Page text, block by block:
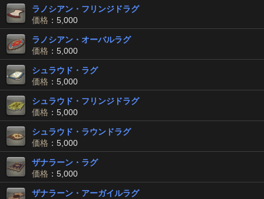
ラノシアン・フリンジドラグ
価格 ：5,000
ラノシアン・オーバルラグ
価格 ：5,000
シュラウド・ラグ
価格 ：5,000
シュラウド・フリンジドラグ
価格 ：5,000
シュラウド・ラウンドラグ
価格 ：5,000
ザナラーン・ラグ
価格 ：5,000
ザナラーン・アーガイルラグ